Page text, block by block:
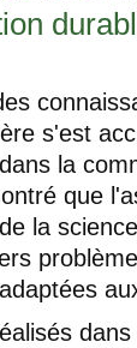
s'est
la
que
la